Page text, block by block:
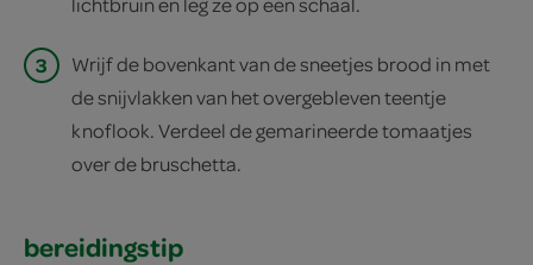
3
Wrijf de bovenkant van de sneetjes brood in met
de snijvlakken van het overgebleven teentje
knoflook. Verdeel de gemarineerde tomaatjes
over de bruschetta.
bereidingstip